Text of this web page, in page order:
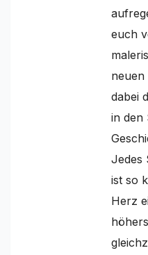
euch
dabei
in den
Jedes
ist so
Herz